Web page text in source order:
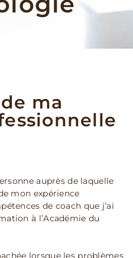
ma
auprès de laquelle
mon expérience
de coach que j’ai
à l’Académie du
lorsque les problèmes